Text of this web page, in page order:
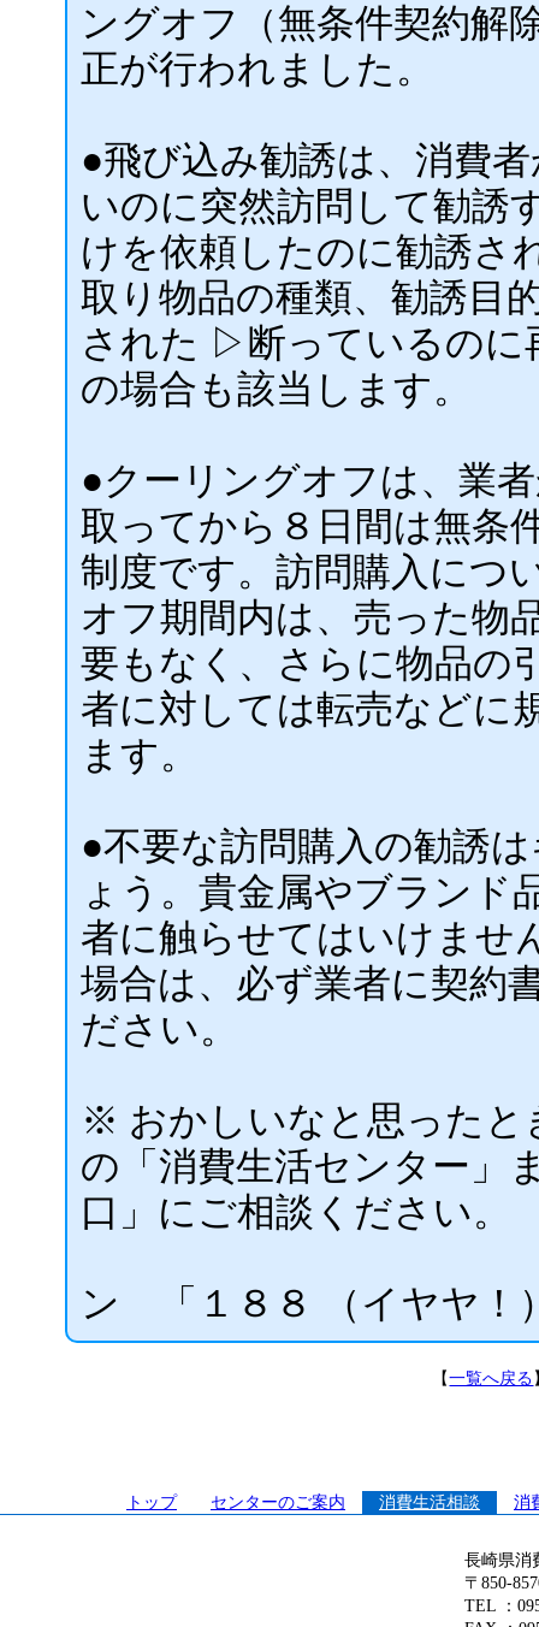
ングオフ（無条件契約解
正が行われました。
●飛び込み勧誘は、消費
いのに突然訪問して勧誘
けを依頼したのに勧誘さ
取り物品の種類、勧誘目
された ▷断っているのに
の場合も該当します。
●クーリングオフは、業
取ってから８日間は無条
制度です。訪問購入につ
オフ期間内は、売った物
要もなく、さらに物品の
者に対しては転売などに
ます。
●不要な訪問購入の勧誘
ょう。貴金属やブランド
者に触らせてはいけませ
場合は、必ず業者に契約
ださい。
※ おかしいなと思ったと
の「消費生活センター」
口」にご相談ください。
ン 「１８８ （イヤヤ！
【一覧へ戻る
トップ センターのご案内 消費生活相談 消
長崎県消
〒850-
TEL ：